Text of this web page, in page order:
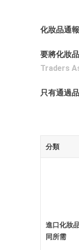
化妝品通
要將化妝
Traders
只有通過
分類
進口化妝
同所需